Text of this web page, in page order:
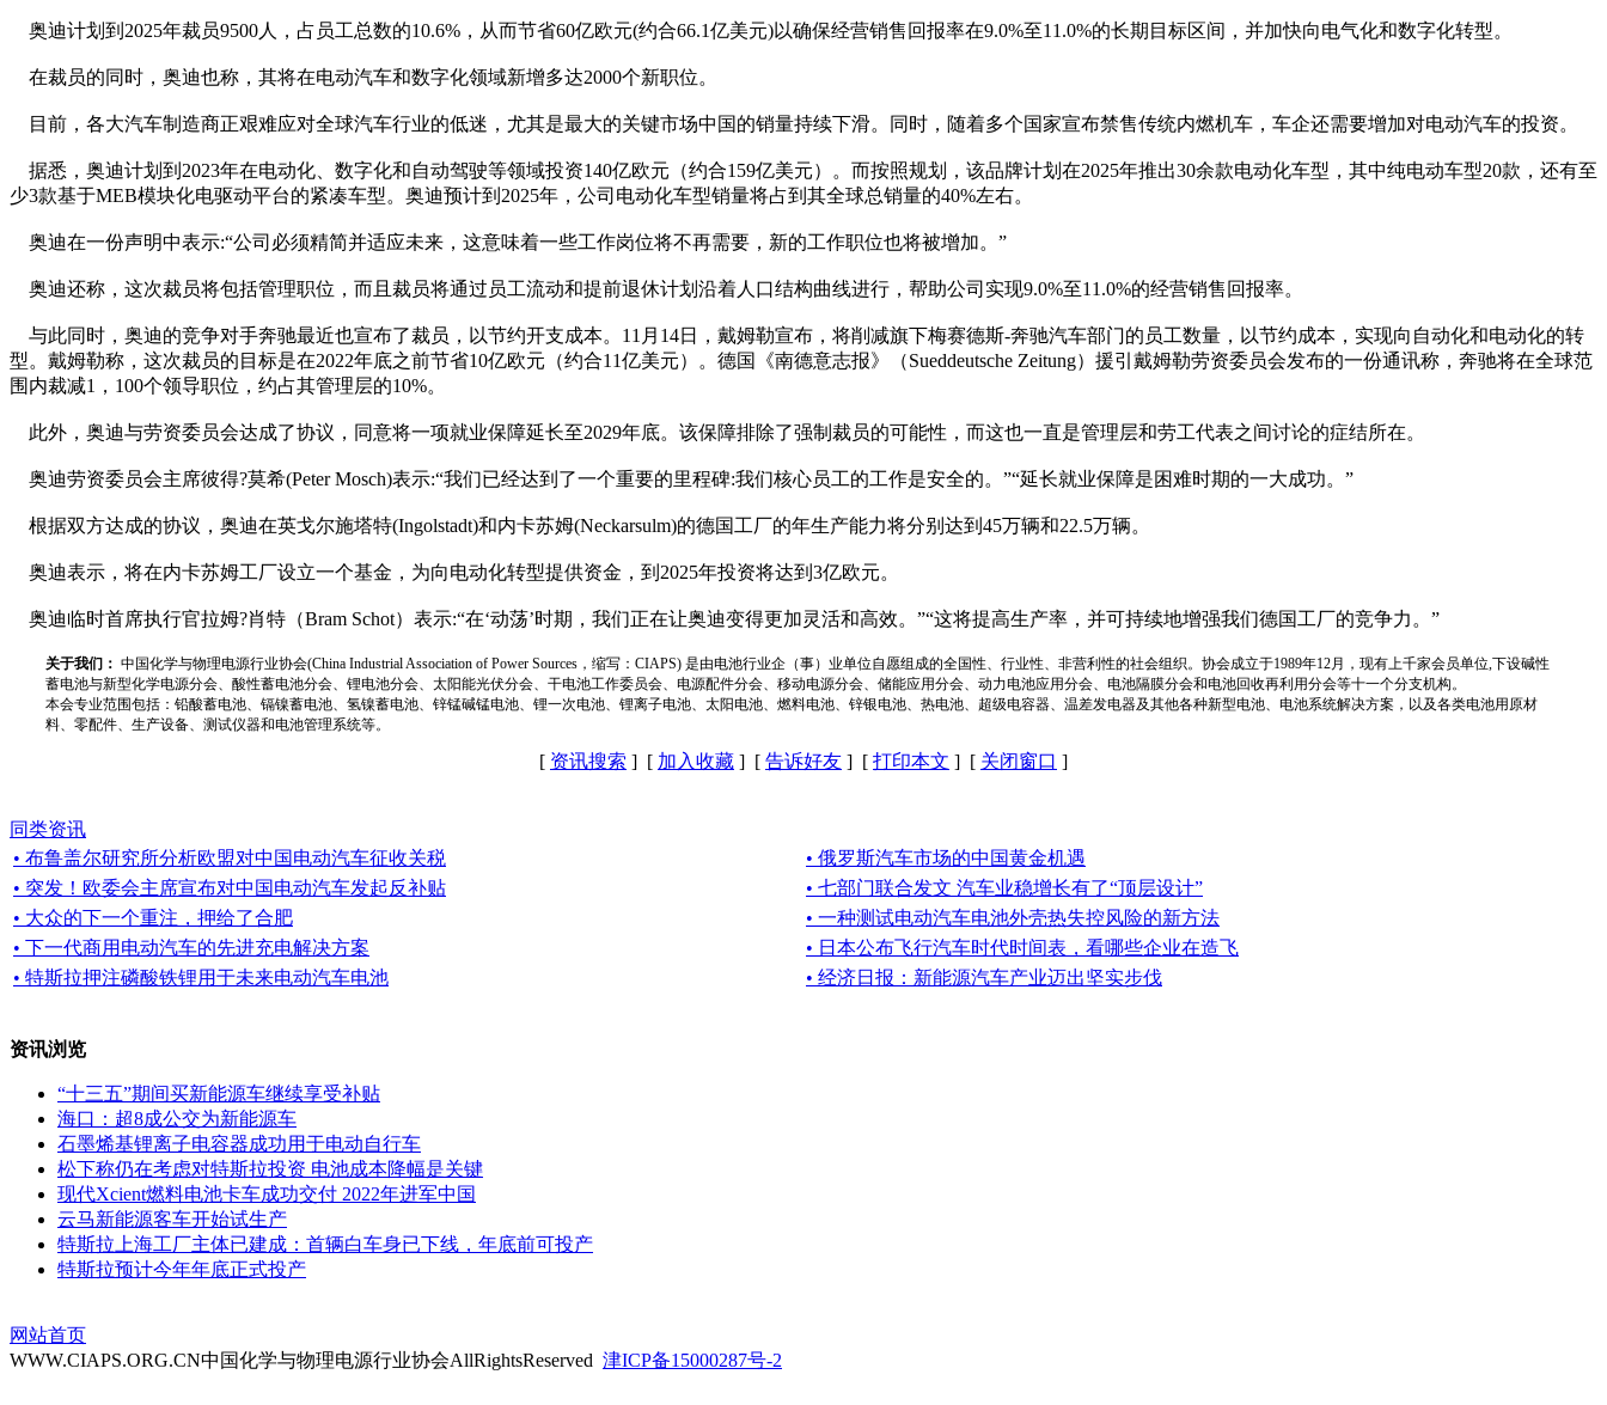
奥迪计划到2025年裁员9500人，占员工总数的10.6%，从而节省60亿欧元(约合66.1亿美元)以确保经营销售回报率在9.0%至11.0%的长期目标区间，并加快向电气化和数字化转型。
在裁员的同时，奥迪也称，其将在电动汽车和数字化领域新增多达2000个新职位。
目前，各大汽车制造商正艰难应对全球汽车行业的低迷，尤其是最大的关键市场中国的销量持续下滑。同时，随着多个国家宣布禁售传统内燃机车，车企还需要增加对电动汽车的投资。
据悉，奥迪计划到2023年在电动化、数字化和自动驾驶等领域投资140亿欧元（约合159亿美元）。而按照规划，该品牌计划在2025年推出30余款电动化车型，其中纯电动车型20款，还有至
少3款基于MEB模块化电驱动平台的紧凑车型。奥迪预计到2025年，公司电动化车型销量将占到其全球总销量的40%左右。
奥迪在一份声明中表示:“公司必须精简并适应未来，这意味着一些工作岗位将不再需要，新的工作职位也将被增加。”
奥迪还称，这次裁员将包括管理职位，而且裁员将通过员工流动和提前退休计划沿着人口结构曲线进行，帮助公司实现9.0%至11.0%的经营销售回报率。
与此同时，奥迪的竞争对手奔驰最近也宣布了裁员，以节约开支成本。11月14日，戴姆勒宣布，将削减旗下梅赛德斯-奔驰汽车部门的员工数量，以节约成本，实现向自动化和电动化的转
型。戴姆勒称，这次裁员的目标是在2022年底之前节省10亿欧元（约合11亿美元）。德国《南德意志报》（Sueddeutsche Zeitung）援引戴姆勒劳资委员会发布的一份通讯称，奔驰将在全球范
围内裁减1，100个领导职位，约占其管理层的10%。
此外，奥迪与劳资委员会达成了协议，同意将一项就业保障延长至2029年底。该保障排除了强制裁员的可能性，而这也一直是管理层和劳工代表之间讨论的症结所在。
奥迪劳资委员会主席彼得?莫希(Peter Mosch)表示:“我们已经达到了一个重要的里程碑:我们核心员工的工作是安全的。”“延长就业保障是困难时期的一大成功。”
根据双方达成的协议，奥迪在英戈尔施塔特(Ingolstadt)和内卡苏姆(Neckarsulm)的德国工厂的年生产能力将分别达到45万辆和22.5万辆。
奥迪表示，将在内卡苏姆工厂设立一个基金，为向电动化转型提供资金，到2025年投资将达到3亿欧元。
奥迪临时首席执行官拉姆?肖特（Bram Schot）表示:“在‘动荡’时期，我们正在让奥迪变得更加灵活和高效。”“这将提高生产率，并可持续地增强我们德国工厂的竞争力。”
关于我们： 中国化学与物理电源行业协会(China Industrial Association of Power Sources，缩写：CIAPS) 是由电池行业企（事）业单位自愿组成的全国性、行业性、非营利性的社会组织。协会成立于1989年12月，现有上千家会员单位,下设碱性
蓄电池与新型化学电源分会、酸性蓄电池分会、锂电池分会、太阳能光伏分会、干电池工作委员会、电源配件分会、移动电源分会、储能应用分会、动力电池应用分会、电池隔膜分会和电池回收再利用分会等十一个分支机构。
本会专业范围包括：铅酸蓄电池、镉镍蓄电池、氢镍蓄电池、锌锰碱锰电池、锂一次电池、锂离子电池、太阳电池、燃料电池、锌银电池、热电池、超级电容器、温差发电器及其他各种新型电池、电池系统解决方案，以及各类电池用原材
料、零配件、生产设备、测试仪器和电池管理系统等。
[ 资讯搜索 ] [ 加入收藏 ] [ 告诉好友 ] [ 打印本文 ] [ 关闭窗口 ]
同类资讯
• 布鲁盖尔研究所分析欧盟对中国电动汽车征收关税
• 俄罗斯汽车市场的中国黄金机遇
• 突发！欧委会主席宣布对中国电动汽车发起反补贴
• 七部门联合发文 汽车业稳增长有了“顶层设计”
• 大众的下一个重注，押给了合肥
• 一种测试电动汽车电池外壳热失控风险的新方法
• 下一代商用电动汽车的先进充电解决方案
• 日本公布飞行汽车时代时间表，看哪些企业在造飞
• 特斯拉押注磷酸铁锂用于未来电动汽车电池
• 经济日报：新能源汽车产业迈出坚实步伐
资讯浏览
“十三五”期间买新能源车继续享受补贴
海口：超8成公交为新能源车
石墨烯基锂离子电容器成功用于电动自行车
松下称仍在考虑对特斯拉投资 电池成本降幅是关键
现代Xcient燃料电池卡车成功交付 2022年进军中国
云马新能源客车开始试生产
特斯拉上海工厂主体已建成：首辆白车身已下线，年底前可投产
特斯拉预计今年年底正式投产
网站首页
WWW.CIAPS.ORG.CN中国化学与物理电源行业协会AllRightsReserved 津ICP备15000287号-2